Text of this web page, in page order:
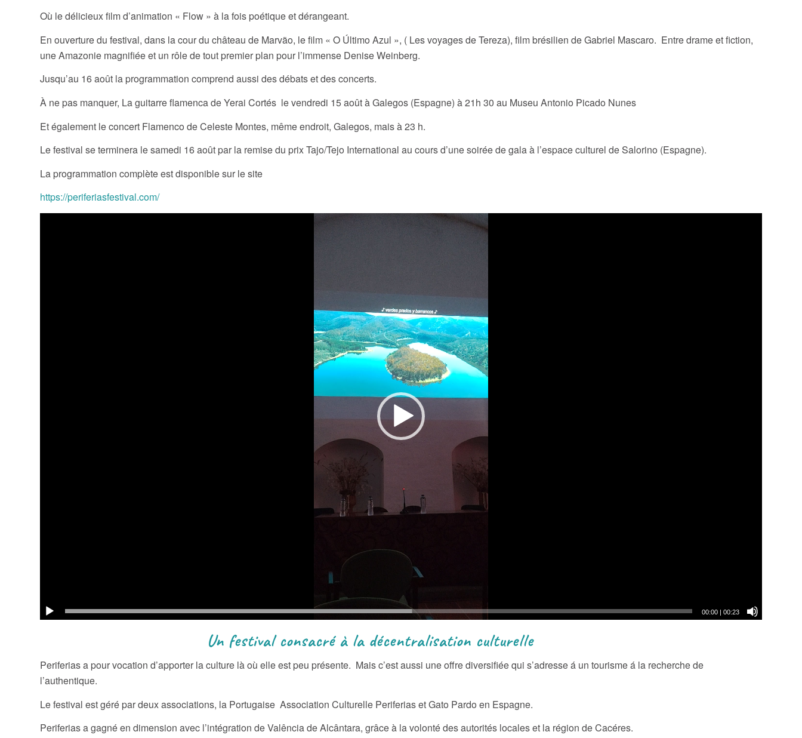
Où le délicieux film d’animation « Flow » à la fois poétique et dérangeant.
En ouverture du festival, dans la cour du château de Marvão, le film « O Último Azul », ( Les voyages de Tereza), film brésilien de Gabriel Mascaro. Entre drame et fiction,
une Amazonie magnifiée et un rôle de tout premier plan pour l’immense Denise Weinberg.
Jusqu’au 16 août la programmation comprend aussi des débats et des concerts.
À ne pas manquer, La guitarre flamenca de Yerai Cortés le vendredi 15 août à Galegos (Espagne) à 21h 30 au Museu Antonio Picado Nunes
Et également le concert Flamenco de Celeste Montes, même endroit, Galegos, mais à 23 h.
Le festival se terminera le samedi 16 août par la remise du prix Tajo/Tejo International au cours d’une soirée de gala à l’espace culturel de Salorino (Espagne).
La programmation complète est disponible sur le site
https://periferiasfestival.com/
00:00 | 00:23
Un festival consacré à la décentralisation culturelle
Periferias a pour vocation d’apporter la culture là où elle est peu présente. Mais c’est aussi une offre diversifiée qui s’adresse á un tourisme á la recherche de
l’authentique.
Le festival est géré par deux associations, la Portugaise Association Culturelle Periferias et Gato Pardo en Espagne.
Periferias a gagné en dimension avec l’intégration de Valência de Alcântara, grâce à la volonté des autorités locales et la région de Cacéres.